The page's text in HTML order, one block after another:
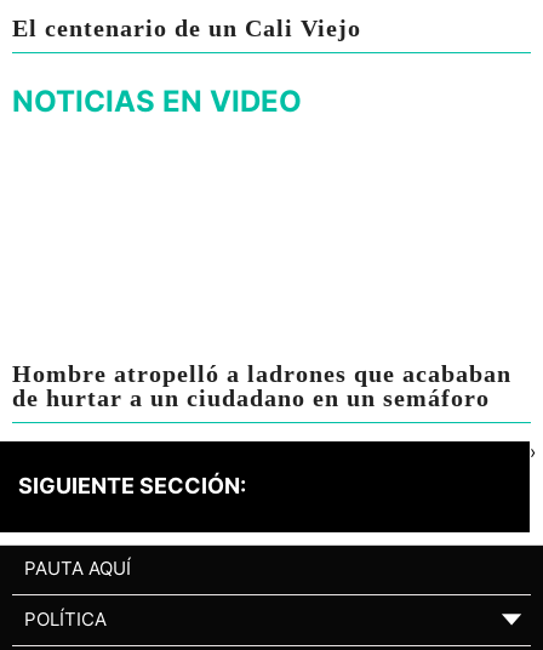
El centenario de un Cali Viejo
NOTICIAS EN VIDEO
Hombre atropelló a ladrones que acababan
de hurtar a un ciudadano en un semáforo
SIGUIENTE SECCIÓN:
›
PAUTA AQUÍ
POLÍTICA ▼